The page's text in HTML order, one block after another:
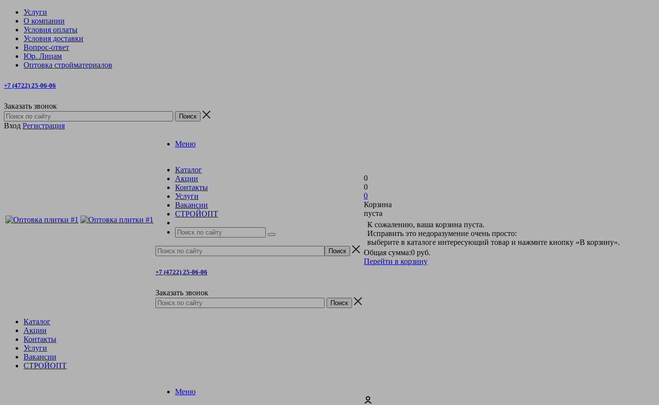
Услуги
О компании
Условия оплаты
Условия доставки
Вопрос-ответ
Юр. Лицам
Оптовка стройматериалов
+7 (4722) 25-06-06
Заказать звонок
Вход Регистрация
Меню
Каталог
Акции
Контакты
Услуги
Вакансии
СТРОЙОПТ
+7 (4722) 25-06-06
Заказать звонок
0
0
0
Корзина
пуста
К сожалению, ваша корзина пуста.
Исправить это недоразумение очень просто:
выберите в каталоге интересующий товар и нажмите кнопку «В корзину».
Общая сумма:0 руб.
Перейти в корзину
Каталог
Акции
Контакты
Услуги
Вакансии
СТРОЙОПТ
Меню